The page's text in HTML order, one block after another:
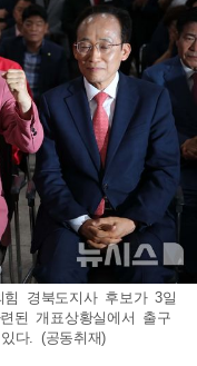
경북도지사 후보가 3일
된 개표상황실에서 출구
다. (공동취재)